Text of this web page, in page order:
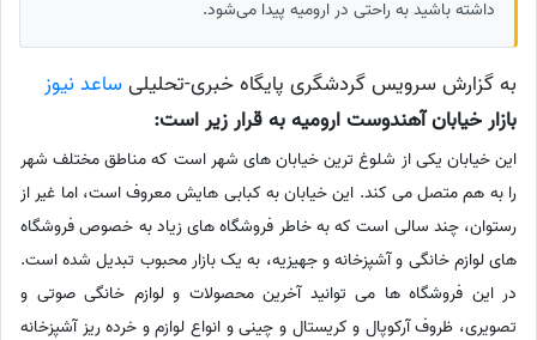
داشته باشید به راحتی در ارومیه پیدا می‌شود.
به گزارش سرویس گردشگری پایگاه خبری-تحلیلیساعد نیوز
بازار خیابان آهندوست ارومیه به قرار زیر است:
این خیابان یکی از شلوغ ترین خیابان های شهر است که مناطق مختلف شهر
را به هم متصل می کند. این خیابان به کبابی هایش معروف است، اما غیر از
رستوان، چند سالی است که به خاطر فروشگاه های زیاد به خصوص فروشگاه
های لوازم خانگی و آشپزخانه و جهیزیه، به یک بازار محبوب تبدیل شده است.
در این فروشگاه ها می توانید آخرین محصولات و لوازم خانگی صوتی و
تصویری، ظروف آرکوپال و کریستال و چینی و انواع لوازم و خرده ریز آشپزخانه